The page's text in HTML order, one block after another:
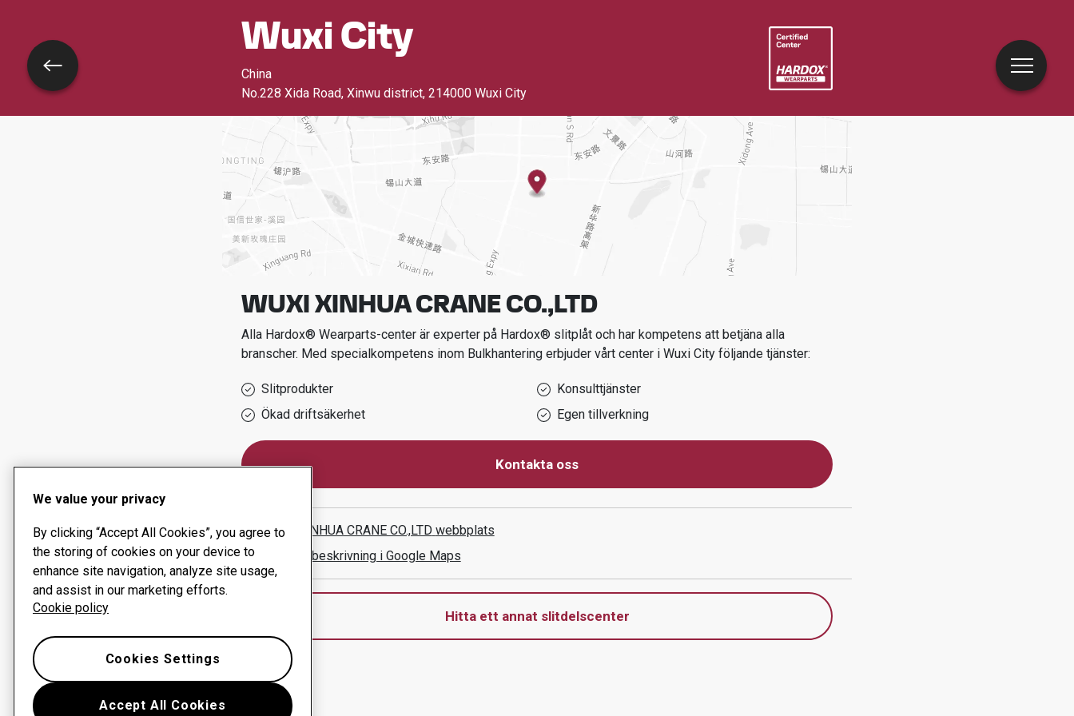
Wuxi City
China
No.228 Xida Road, Xinwu district, 214000 Wuxi City
WUXI XINHUA CRANE CO.,LTD
Alla Hardox® Wearparts-center är experter på Hardox® slitplåt och har kompetens att betjäna alla
branscher. Med specialkompetens inom Bulkhantering erbjuder vårt center i Wuxi Cityföljande tjänster:
Slitprodukter
Konsulttjänster
Ökad driftsäkerhet
Egen tillverkning
Kontakta oss
WUXI XINHUA CRANE CO.,LTD webbplats
Visa vägbeskrivning i Google Maps
Hitta ett annat slitdelscenter
Tillbaka
We value your privacy
By clicking “Accept All Cookies”, you agree to
the storing of cookies on your device to
enhance site navigation, analyze site usage,
and assist in our marketing efforts.
Cookie policy
Accept All Cookies
Cookies Settings